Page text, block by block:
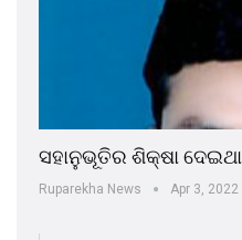
ସହାନୁଭୂତିର ଶିକ୍ଷା
Ruparekha News Apr 3, 2022